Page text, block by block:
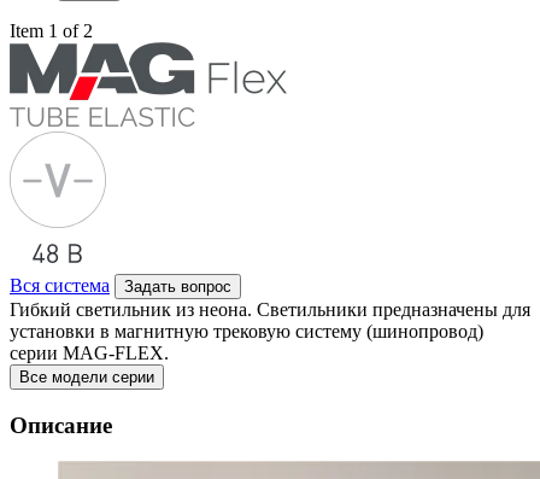
Item 1 of 2
Вся система Задать вопрос
Гибкий светильник из неона. Светильники предназначены для
установки в магнитную трековую систему (шинопровод)
серии MAG-FLEX.
Все модели серии
Описание